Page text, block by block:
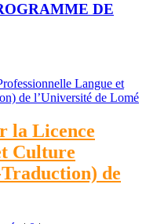
DE
la Licence
Culture
de